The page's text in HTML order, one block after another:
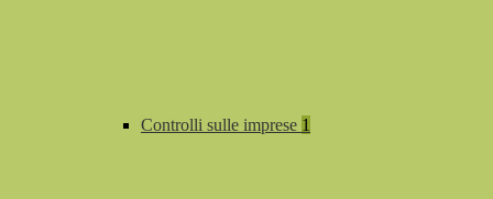
Controlli sulle imprese 1